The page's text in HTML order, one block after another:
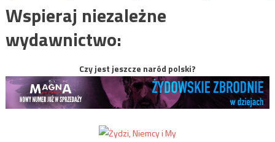
Wspieraj niezależne
wydawnictwo:
Czy jest jeszcze naród polski?